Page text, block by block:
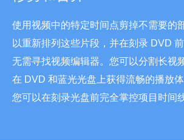
使用视频中的特定时间点剪掉不需要的
以重新排列这些片段，并在刻录 DVD 前
无需寻找视频编辑器。您可以分割长视
在 DVD 和蓝光光盘上获得流畅的播放
您可以在刻录光盘前完全掌控项目时间线